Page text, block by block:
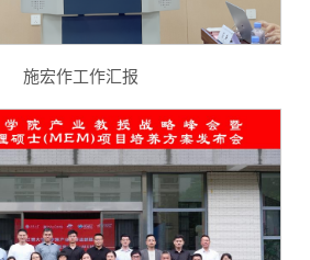
施宏作工作汇报